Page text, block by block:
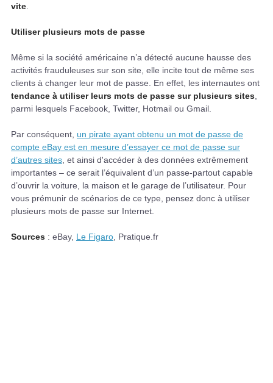
vite
Utiliser plusieurs mots de passe
Même si la société américaine n’a détecté aucune hausse des
activités frauduleuses sur son site, elle incite tout de même ses
clients à changer leur mot de passe. En effet, les internautes ont
tendance à utiliser leurs mots de passe sur plusieurs sites
parmi lesquels Facebook, Twitter, Hotmail ou Gmail.
Par conséquent, un pirate ayant obtenu un mot de passe de
compte eBay est en mesure d’essayer ce mot de passe sur
d’autres sites , et ainsi d'accéder à des données extrêmement
importantes – ce serait l’équivalent d’un passe-partout capable
d’ouvrir la voiture, la maison et le garage de l’utilisateur. Pour
vous prémunir de scénarios de ce type, pensez donc à utiliser
plusieurs mots de passe sur Internet.
Sources : eBay, Le Figaro , Pratique.fr